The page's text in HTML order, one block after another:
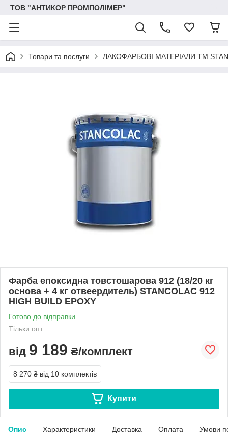
ТОВ "АНТИКОР ПРОМПОЛІМЕР"
Товари та послуги ЛАКОФАРБОВІ МАТЕРІАЛИ ТМ
Фарба епоксидна товстошарова 912 (18/20 кг
основа + 4 кг отвеердитель) STANCOLAC 912
HIGH BUILD EPOXY
Готово до відправки
Тільки опт
від 9 189 ₴/комплект
8 270 ₴ від 10 комплектів
Купити
Опис Характеристики Доставка Оплата Умови